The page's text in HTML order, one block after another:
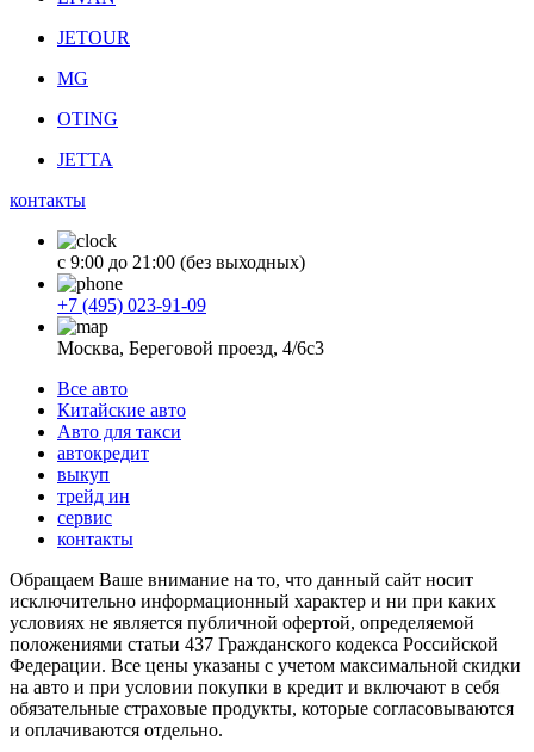
JETOUR
MG
OTING
JETTA
контакты
с 9:00 до 21:00 (без выходных)
+7 (495) 023-91-09
Москва, Береговой проезд, 4/6с3
Все авто
Китайские авто
Авто для такси
автокредит
выкуп
трейд ин
сервис
контакты
Обращаем Ваше внимание на то, что данный сайт носит
исключительно информационный характер и ни при каких
условиях не является публичной офертой, определяемой
положениями статьи 437 Гражданского кодекса Российской
Федерации. Все цены указаны с учетом максимальной скидки
на авто и при условии покупки в кредит и включают в себя
обязательные страховые продукты, которые согласовываются
и оплачиваются отдельно.